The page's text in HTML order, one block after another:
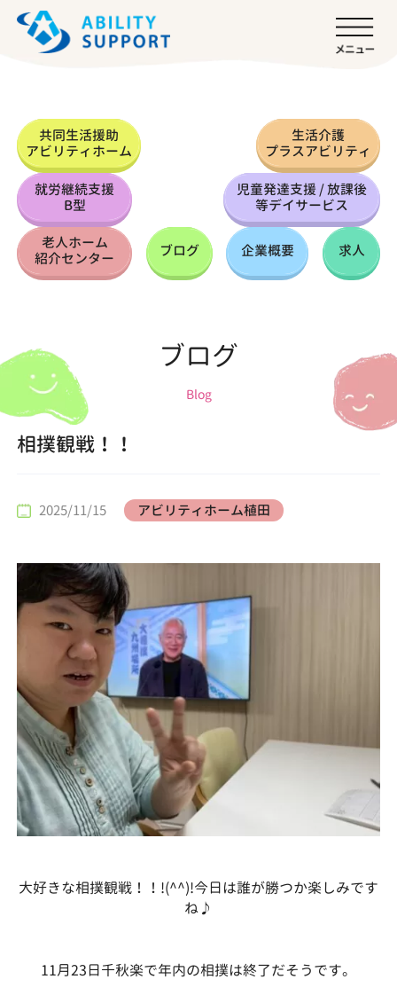
共同生活援助
アビリティホーム
生活介護
プラスアビリティ
就労継続支援
B型
児童発達支援 / 放課後
等デイサービス
老人ホーム
紹介センター
ブログ 企業概要 求人
ブログ
Blog
相撲観戦！！
2025/11/15 アビリティホーム植田
大好きな相撲観戦！！!(^^)!今日は誰が勝つか楽しみです
ね♪
11月23日千秋楽で年内の相撲は終了だそうです。